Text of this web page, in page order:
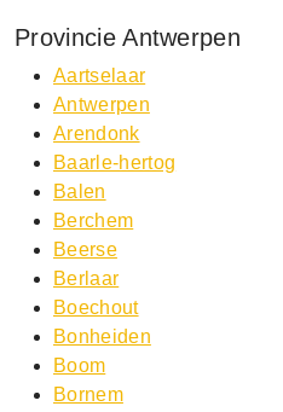
Provincie Antwerpen
Aartselaar
Antwerpen
Arendonk
Baarle-hertog
Balen
Berchem
Beerse
Berlaar
Boechout
Bonheiden
Boom
Bornem